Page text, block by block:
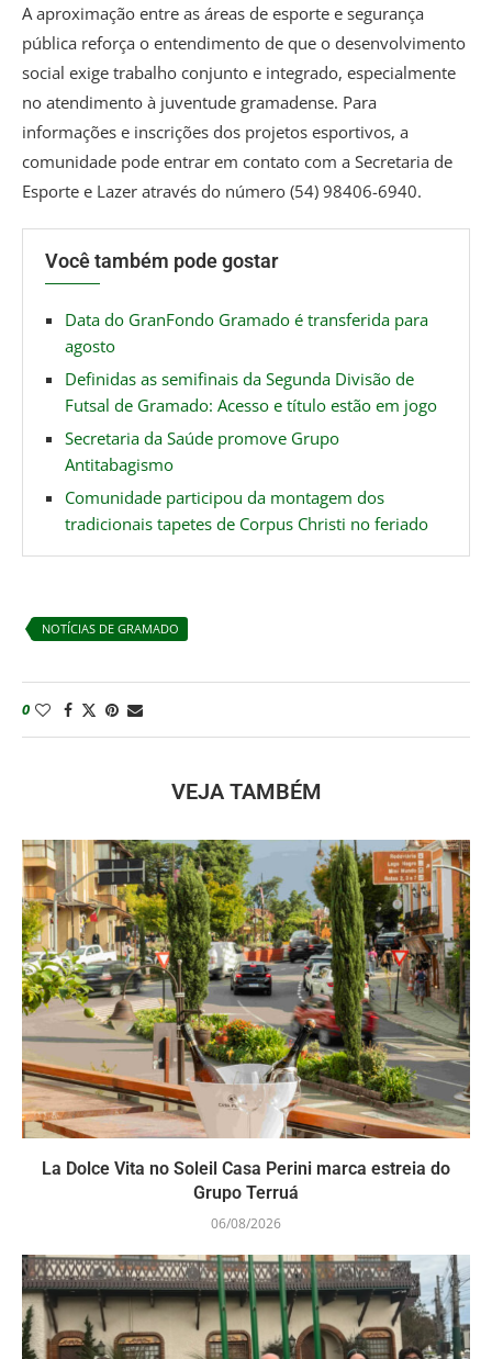
A aproximação entre as áreas de esporte e segurança
pública reforça o entendimento de que o desenvolvimento
social exige trabalho conjunto e integrado, especialmente
no atendimento à juventude gramadense. Para
informações e inscrições dos projetos esportivos, a
comunidade pode entrar em contato com a Secretaria de
Esporte e Lazer através do número (54) 98406-6940.
Você também pode gostar
Data do GranFondo Gramado é transferida para
agosto
Definidas as semifinais da Segunda Divisão de
Futsal de Gramado: Acesso e título estão em jogo
Secretaria da Saúde promove Grupo
Antitabagismo
Comunidade participou da montagem dos
tradicionais tapetes de Corpus Christi no feriado
NOTÍCIAS DE GRAMADO
0
VEJA TAMBÉM
La Dolce Vita no Soleil Casa Perini marca estreia do
Grupo Terruá
06/08/2026